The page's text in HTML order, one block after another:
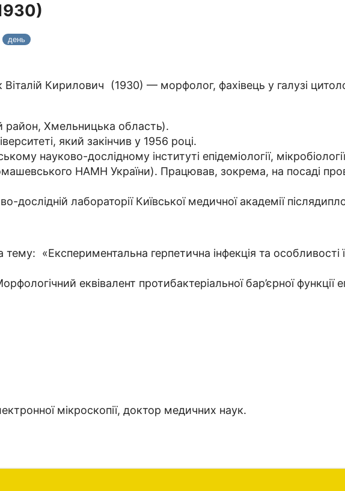
день
Кирилович (1930) — морфолог, фахівець у галузі
район, Хмельницька область).
який закінчив у 1956 році.
науково-дослідному інституті епідеміології,
НАМН України). Працював, зокрема, на посаді
лабораторії Київської медичної академії
«Експериментальна герпетична інфекція та особливості її
еквівалент протибактеріальної бар’єрної функції
мікроскопії, доктор медичних наук.